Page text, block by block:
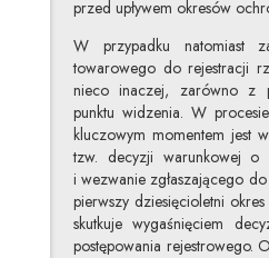
przed upływem okresów
W przypadku natomiast
towarowego do rejestracji
nieco inaczej, zarówno z
punktu widzenia. W
kluczowym momentem jest
tzw. decyzji warunkowej o
i wezwanie zgłaszającego
pierwszy dziesięcioletni
skutkuje wygaśnięciem
postępowania rejestrowego.